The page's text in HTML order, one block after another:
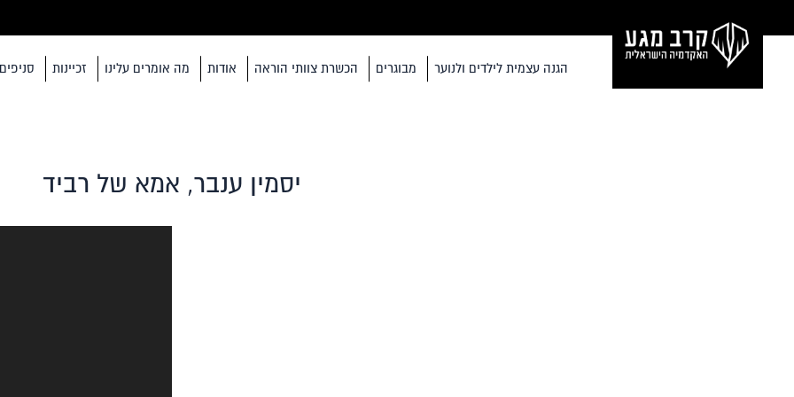
הגנה עצמית לילדים ולנוער מבוגרים הכשרת צוותי הוראה אודות מה אומרים עלינו זכיינות סניפים
יסמין ענבר, אמא של רביד